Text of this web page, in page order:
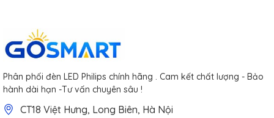
Phân phối đèn LED Philips chính hãng . Cam kết chất lượng - Bảo
hành dài hạn -Tư vấn chuyên sâu !
CT18 Việt Hưng, Long Biên, Hà Nội